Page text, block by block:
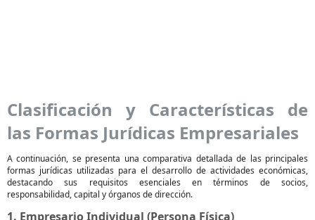
Clasificación y Características de
las Formas Jurídicas Empresariales
A continuación, se presenta una comparativa detallada de las principales
formas jurídicas utilizadas para el desarrollo de actividades económicas,
destacando sus requisitos esenciales en términos de socios,
responsabilidad, capital y órganos de dirección.
1. Empresario Individual (Persona Física)